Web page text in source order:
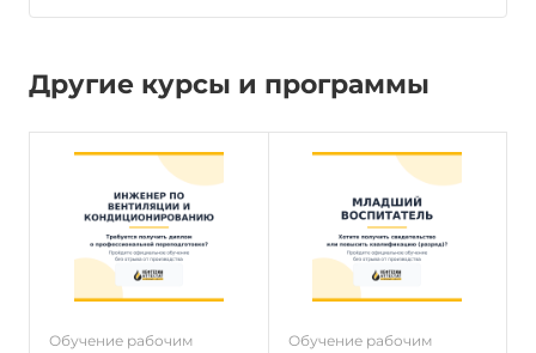
Другие курсы и программы
Обучение рабочим
Обучение рабочим